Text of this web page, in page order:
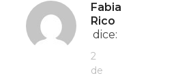
Fabia
Rico
dice:
2
de